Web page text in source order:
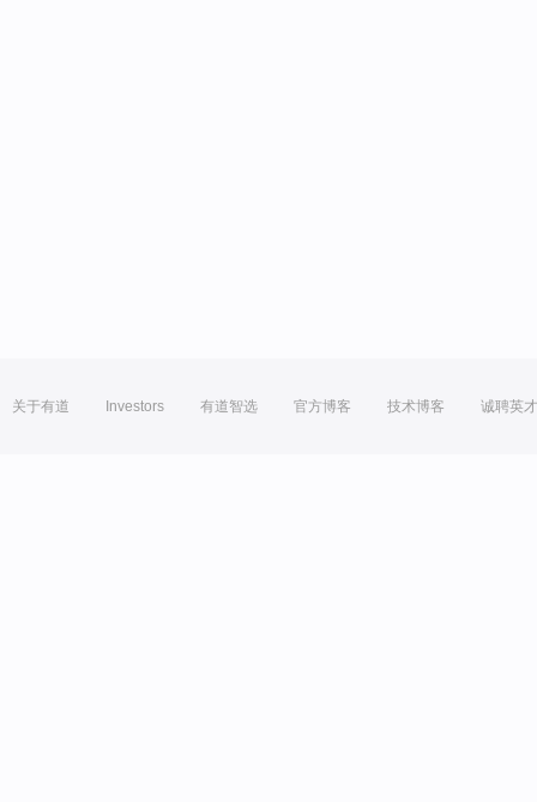
关于有道 Investors 有道智选 官方博客 技术博客 诚聘英才